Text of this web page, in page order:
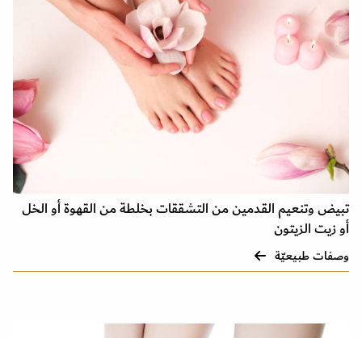
تبيض وتنعيم القدمين من التشققات بخلطة من القهوة أو الخل
أو زيت الزيتون
وصفات طبيعيّة